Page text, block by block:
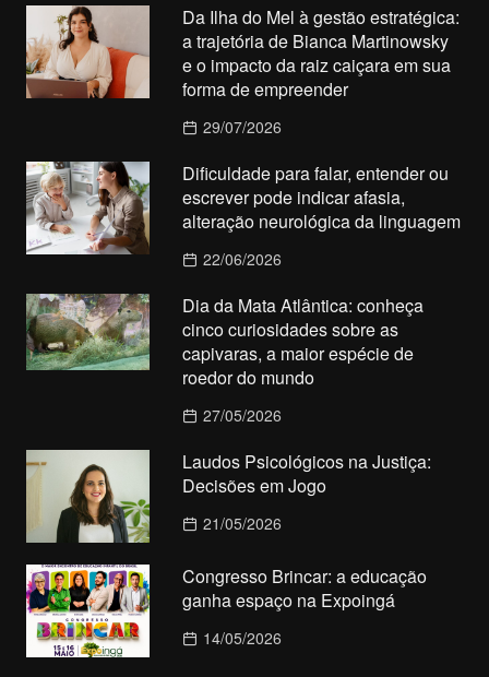
Da Ilha do Mel à gestão estratégica:
a trajetória de Bianca Martinowsky
e o impacto da raiz caiçara em sua
forma de empreender
29/07/2026
Dificuldade para falar, entender ou
escrever pode indicar afasia,
alteração neurológica da linguagem
22/06/2026
Dia da Mata Atlântica: conheça
cinco curiosidades sobre as
capivaras, a maior espécie de
roedor do mundo
27/05/2026
Laudos Psicológicos na Justiça:
Decisões em Jogo
21/05/2026
Congresso Brincar: a educação
ganha espaço na Expoingá
14/05/2026